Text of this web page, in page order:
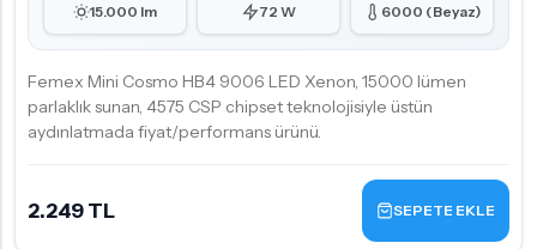
15.000 lm 72 W 6000 (Beyaz)
Femex Mini Cosmo HB4 9006 LED Xenon, 15000 lümen
parlaklık sunan, 4575 CSP chipset teknolojisiyle üstün
aydınlatmada fiyat/performans ürünü.
2.249 TL SEPETE EKLE